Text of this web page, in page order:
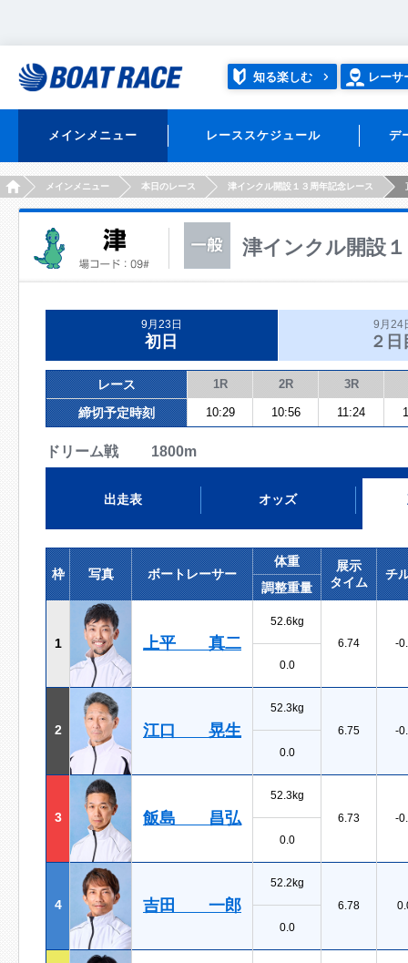
知る楽しむ レーサ
メインメニュー レーススケジュール デ
HOMEメインメニュー 本日のレース 津インクル開設１３周年記念レース
津インクル開設
9月23日
初日
9月24
２日
レース 1R 2R 3R
締切予定時刻 10:29 10:56 11:24
ドリーム戦 1800m
出走表 オッズ
枠 写真 ボートレーサー
体重
展示
タイム
チ
調整重量
1 上平 真二
52.6kg
6.74
-
0.0
2 江口 晃生
52.3kg
6.75
-
0.0
3 飯島 昌弘
52.3kg
6.73
-
0.0
4 吉田 一郎
52.2kg
6.78
0.0